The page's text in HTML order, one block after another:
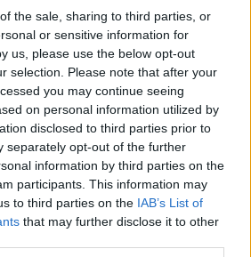
the sale, sharing to third parties, or
or sensitive information for
us, please use the below opt-out
selection. Please note that after your
you may continue seeing
on personal information utilized by
disclosed to third parties prior to
separately opt-out of the further
information by third parties on the
participants. This information may
to third parties on the IAB’s List of
that may further disclose it to other
Prahy objektivem EkoListu
fotografie z úterý 26. září, kdy se
převládali zahraniční anarchisté a mladí
na Kongresové centrum, kde právě
Výročního zasedáníSvětové banky
fondu (MMF). Demonstranti se
z nichž jeden skončil na Nuselském
Karlovo náměstí pod Vyšehrad. V
a rozvášněný dav zaútočil dlažebními
a zápalnými lahvemi na policisty, kteří
centru snažili zabránit. Pouliční
večerních hodinách, kdy profesionální